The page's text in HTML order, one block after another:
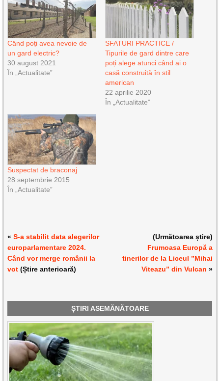
Când poți avea nevoie de
un gard electric?
30 august 2021
În „Actualitate”
SFATURI PRACTICE /
Tipurile de gard dintre care
poți alege atunci când ai o
casă construită în stil
american
22 aprilie 2020
În „Actualitate”
Suspectat de braconaj
28 septembrie 2015
În „Actualitate”
«S-a stabilit data alegerilor
europarlamentare 2024.
Când vor merge românii la
vot (Știre anterioară)
(Următoarea știre)
Frumoasa Europă a
tinerilor de la Liceul ”Mihai
Viteazu” din Vulcan »
ȘTIRI ASEMĂNĂTOARE